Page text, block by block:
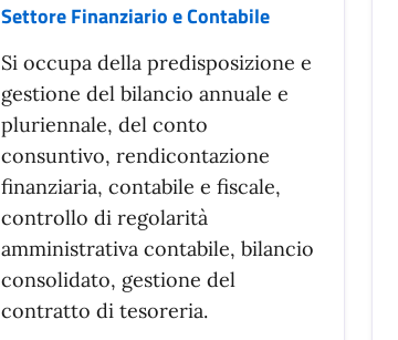
Settore Finanziario e Contabile
Si occupa della predisposizione e
gestione del bilancio annuale e
pluriennale, del conto
consuntivo, rendicontazione
finanziaria, contabile e fiscale,
controllo di regolarità
amministrativa contabile, bilancio
consolidato, gestione del
contratto di tesoreria.